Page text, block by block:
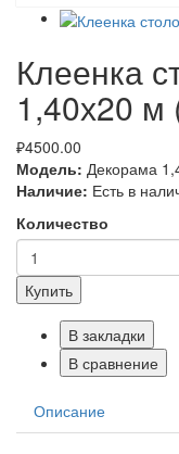
Клеенка
1,40х20 м
₽4500.00
Модель: Декорама
Наличие: Есть в
Количество
Купить
В закладки
В сравнение
Описание